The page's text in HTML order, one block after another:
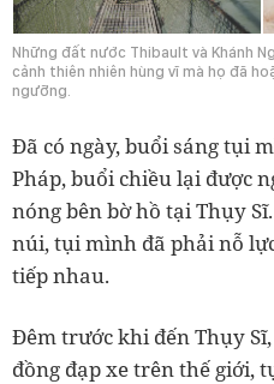
Những đất nước Thibault và Khánh
cảnh thiên nhiên hùng vĩ mà họ đã
ngưỡng.
Đã có ngày, buổi sáng tụi
Pháp, buổi chiều lại được
nóng bên bờ hồ tại Thụy
núi, tụi mình đã phải nỗ
tiếp nhau.
Đêm trước khi đến Thụy
đồng đạp xe trên thế giới,